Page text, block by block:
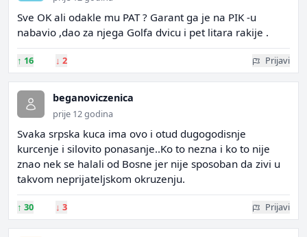
Sve OK ali odakle mu PAT ? Garant ga je na PIK -u
nabavio ,dao za njega Golfa dvicu i pet litara rakije .
↑ 16 ↓ 2 Prijavi
beganoviczenica
prije 12 godina
Svaka srpska kuca ima ovo i otud dugogodisnje
kurcenje i silovito ponasanje..Ko to nezna i ko to nije
znao nek se halali od Bosne jer nije sposoban da zivi u
takvom neprijateljskom okruzenju.
↑ 30 ↓ 3 Prijavi